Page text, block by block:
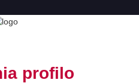
profilo